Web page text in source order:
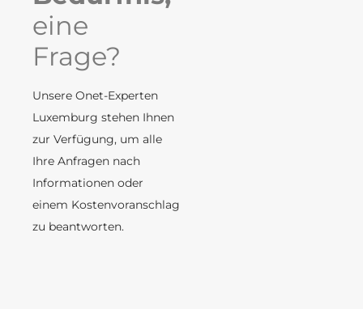
eine
Frage?
Unsere Onet-Experten
Luxemburg stehen Ihnen
zur Verfügung, um alle
Ihre Anfragen nach
Informationen oder
einem Kostenvoranschlag
zu beantworten.